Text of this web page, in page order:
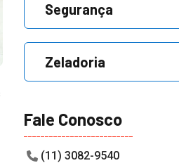
Segurança
Zeladoria
Fale Conosco
(11) 3082-9540